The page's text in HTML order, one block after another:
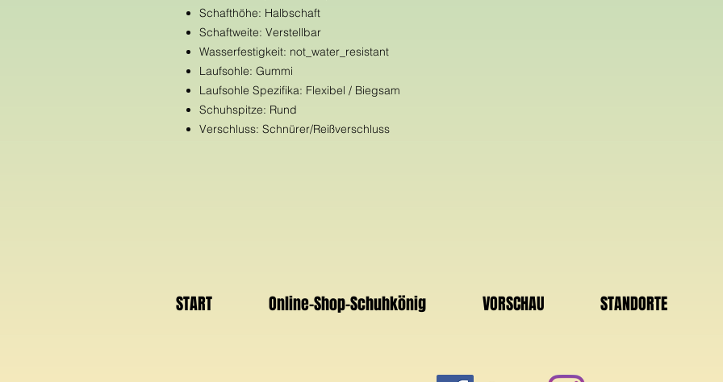
Schafthöhe: Halbschaft
Schaftweite: Verstellbar
Wasserfestigkeit: not_water_resistant
Laufsohle: Gummi
Laufsohle Spezifika: Flexibel / Biegsam
Schuhspitze: Rund
Verschluss: Schnürer/Reißverschluss
START Online-Shop-Schuhkönig VORSCHAU STANDORTE